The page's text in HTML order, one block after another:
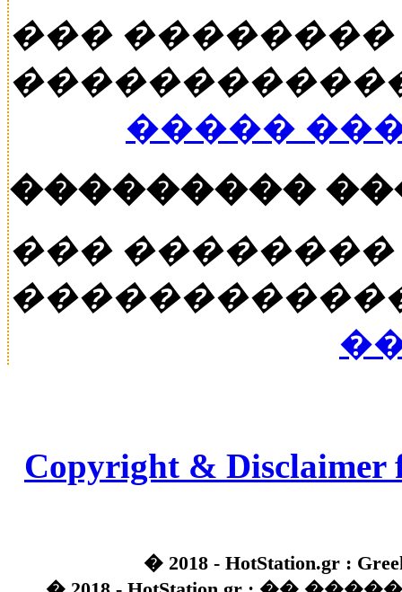
���
�����
���������
���
Copyright & Disclaimer
� 2018 - HotStation.gr :